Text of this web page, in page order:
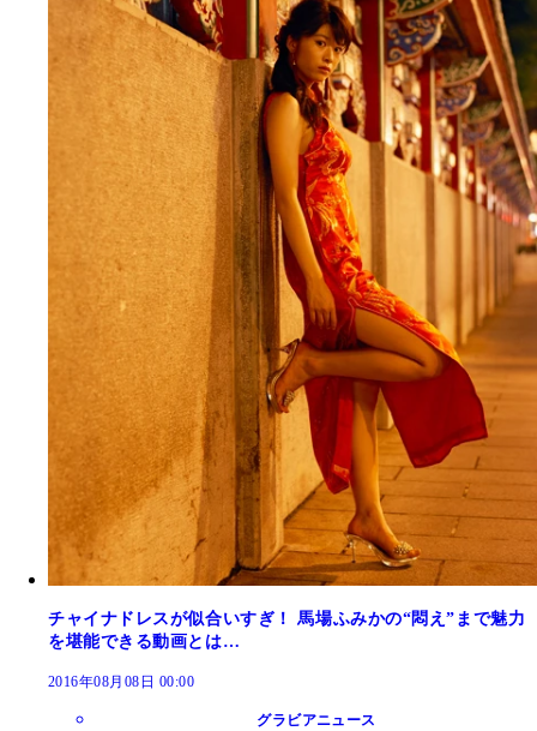
チャイナドレスが似合いすぎ！ 馬場ふみかの“悶え”まで魅力
を堪能できる動画とは…
2016年08月08日 00:00
グラビアニュース